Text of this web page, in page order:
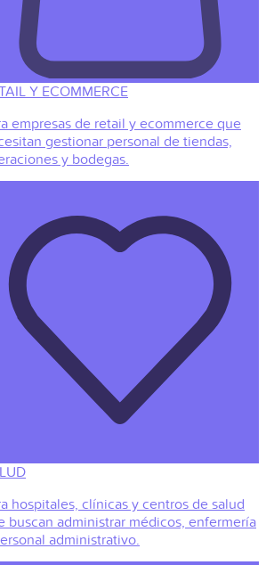
Y ECOMMERCE
empresas de retail y ecommerce que
gestionar personal de tiendas,
y bodegas.
hospitales, clínicas y centros de salud
buscan administrar médicos, enfermería
administrativo.